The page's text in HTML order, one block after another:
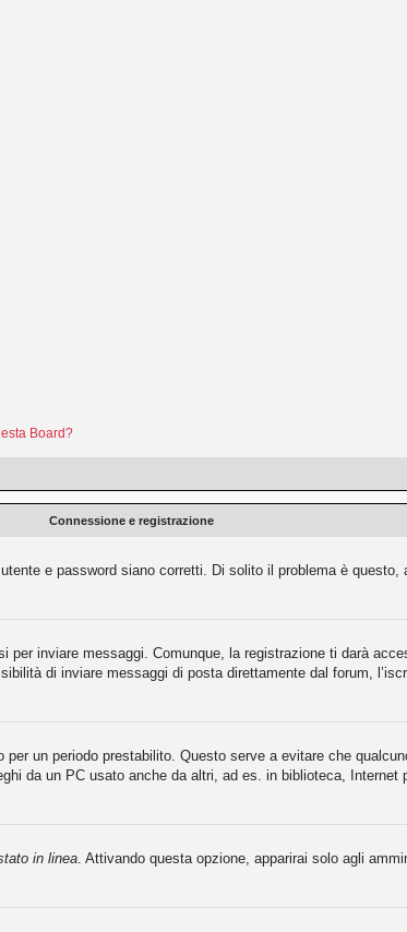
Board?
Connessione e registrazione
e password siano corretti. Di solito il problema è
inviare messaggi. Comunque, la registrazione ti darà
di inviare messaggi di posta direttamente dal forum,
un periodo prestabilito. Questo serve a evitare che
da un PC usato anche da altri, ad es. in biblioteca,
in linea. Attivando questa opzione, apparirai solo agli